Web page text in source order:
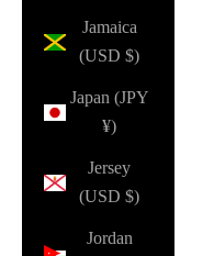
Jamaica
(USD $)
Japan (JPY
¥)
Jersey
(USD $)
Jordan